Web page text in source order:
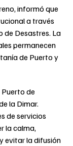
informó que
a través
de Desastres. La
permanecen
de Puerto y
de
la Dimar.
de servicios
la calma,
evitar la difusión